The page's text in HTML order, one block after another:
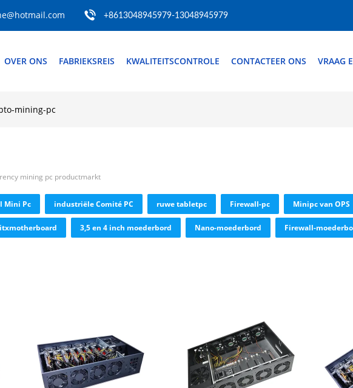
+8613048945979-13048945979
OVER ONS FABRIEKSREIS KWALITEITSCONTROLE CONTACTEER ONS VRAAG
mining-pc
mining pc productmarkt
Mini Pc industriële Comité PC ruwe tabletpc Firewall-pc Minipc van OPS
3,5 en 4 inch moederbord Nano-moederbord Firewall-